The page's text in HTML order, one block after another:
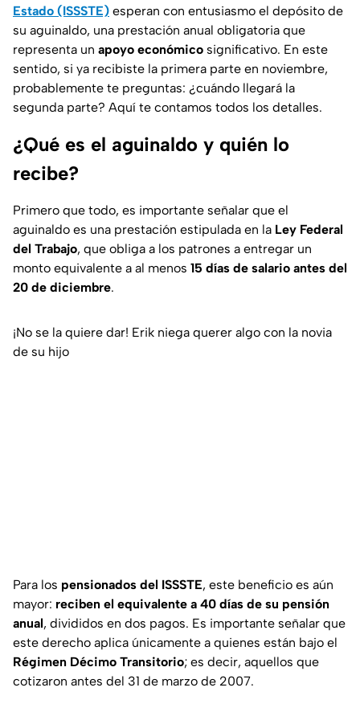
Estado (ISSSTE) esperan con entusiasmo el depósito de
su aguinaldo, una prestación anual obligatoria que
representa un apoyo económico significativo. En este
sentido, si ya recibiste la primera parte en noviembre,
probablemente te preguntas: ¿cuándo llegará la
segunda parte? Aquí te contamos todos los detalles.
¿Qué es el aguinaldo y quién lo
recibe?
Primero que todo, es importante señalar que el
aguinaldo es una prestación estipulada en la Ley Federal
del Trabajo, que obliga a los patrones a entregar un
monto equivalente a al menos 15 días de salario antes del
20 de diciembre.
¡No se la quiere dar! Erik niega querer algo con la novia
de su hijo
Para los pensionados del ISSSTE, este beneficio es aún
mayor: reciben el equivalente a 40 días de su pensión
anual, divididos en dos pagos. Es importante señalar que
este derecho aplica únicamente a quienes están bajo el
Régimen Décimo Transitorio; es decir, aquellos que
cotizaron antes del 31 de marzo de 2007.